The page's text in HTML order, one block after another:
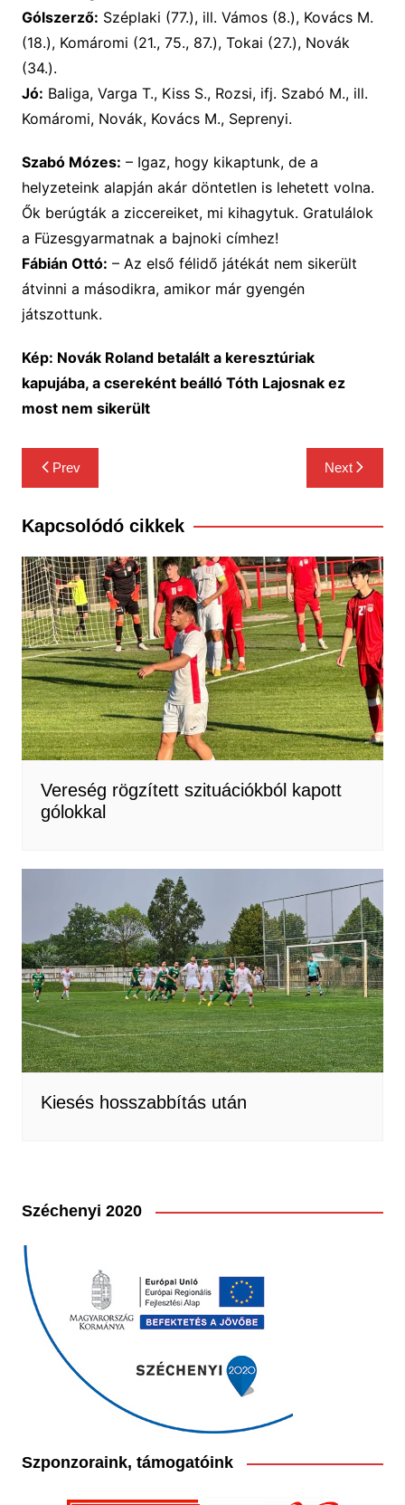
Gólszerző: Széplaki (77.), ill. Vámos (8.), Kovács M.
(18.), Komáromi (21., 75., 87.), Tokai (27.), Novák
(34.).
Jó: Baliga, Varga T., Kiss S., Rozsi, ifj. Szabó M., ill.
Komáromi, Novák, Kovács M., Seprenyi.
Szabó Mózes: – Igaz, hogy kikaptunk, de a
helyzeteink alapján akár döntetlen is lehetett volna.
Ők berúgták a ziccereiket, mi kihagytuk. Gratulálok
a Füzesgyarmatnak a bajnoki címhez!
Fábián Ottó: – Az első félidő játékát nem sikerült
átvinni a másodikra, amikor már gyengén
játszottunk.
Kép: Novák Roland betalált a keresztúriak
kapujába, a csereként beálló Tóth Lajosnak ez
most nem sikerült
Bejegyzés
navigáció
Prev Next
Kapcsolódó cikkek
Vereség rögzített szituációkból kapott
gólokkal
Kiesés hosszabbítás után
Széchenyi 2020
Szponzoraink, támogatóink